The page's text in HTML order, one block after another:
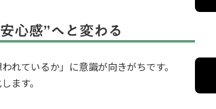
心感”へと変わる
れているか」に意識が向きがちです。
ます。